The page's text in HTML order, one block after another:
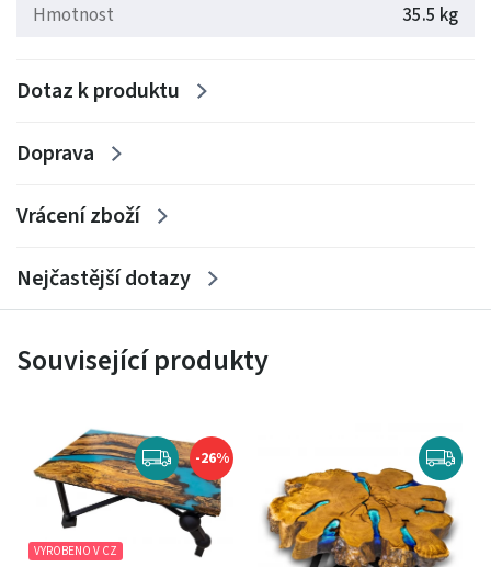
Hmotnost: 35.5 kg
Hmotnost
35.5 kg
Dotaz k produktu
Doprava
Vrácení zboží
Nejčastější dotazy
Související produkty
-26%
VYROBENO V CZ